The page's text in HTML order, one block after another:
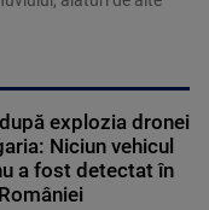
explozia dronei
Niciun vehicul
a fost detectat în